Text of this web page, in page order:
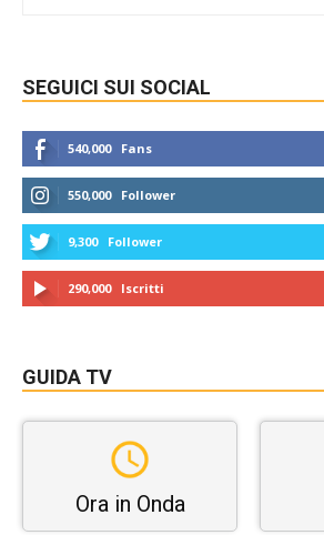
SEGUICI SUI SOCIAL
540,000 Fans
550,000 Follower
9,300 Follower
290,000 Iscritti
GUIDA TV
Ora in Onda